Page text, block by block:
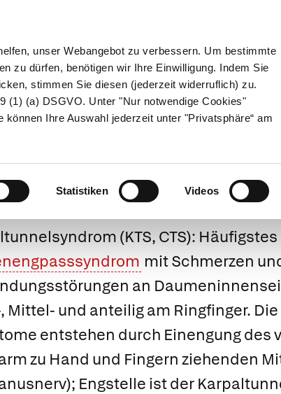
unser Webangebot zu verbessern. Um bestimmte
zu dürfen, benötigen wir Ihre Einwilligung. Indem Sie
stimmen Sie diesen (jederzeit widerruflich) zu.
(1) (a) DSGVO. Unter "Nur notwendige Cookies"
Ihre Auswahl jederzeit unter "Privatsphäre“ am
Statistiken Videos
Eltern & Kind Gesund leben
(KTS, CTS): Häufigstes
mit Schmerzen
an
Mittel- und anteilig am Ringfinger. Die
entstehen durch Einengung des
zu Hand und Fingern ziehenden
Engstelle ist der